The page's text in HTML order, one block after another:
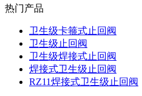
热门产品
卫生级卡箍式止回阀
卫生级止回阀
卫生级焊接式止回阀
焊接式卫生级止回阀
RZ11焊接式卫生级止回阀